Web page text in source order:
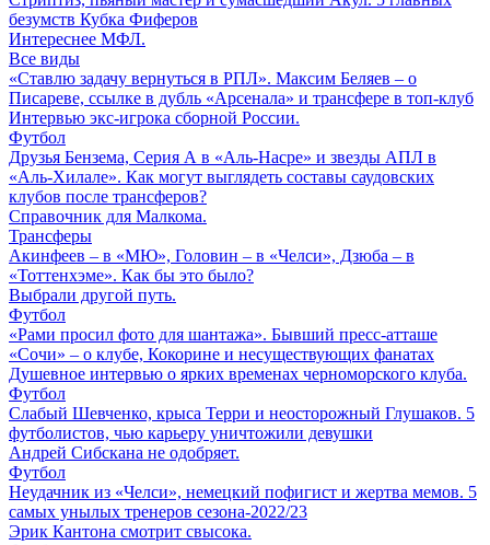
безумств Кубка Фиферов
Интереснее МФЛ.
Все виды
«Ставлю задачу вернуться в РПЛ». Максим Беляев – о
Писареве, ссылке в дубль «Арсенала» и трансфере в топ-клуб
Интервью экс-игрока сборной России.
Футбол
Друзья Бензема, Серия А в «Аль-Насре» и звезды АПЛ в
«Аль-Хилале». Как могут выглядеть составы саудовских
клубов после трансферов?
Справочник для Малкома.
Трансферы
Акинфеев – в «МЮ», Головин – в «Челси», Дзюба – в
«Тоттенхэме». Как бы это было?
Выбрали другой путь.
Футбол
«Рами просил фото для шантажа». Бывший пресс-атташе
«Сочи» – о клубе, Кокорине и несуществующих фанатах
Душевное интервью о ярких временах черноморского клуба.
Футбол
Слабый Шевченко, крыса Терри и неосторожный Глушаков. 5
футболистов, чью карьеру уничтожили девушки
Андрей Сибскана не одобряет.
Футбол
Неудачник из «Челси», немецкий пофигист и жертва мемов. 5
самых унылых тренеров сезона-2022/23
Эрик Кантона смотрит свысока.